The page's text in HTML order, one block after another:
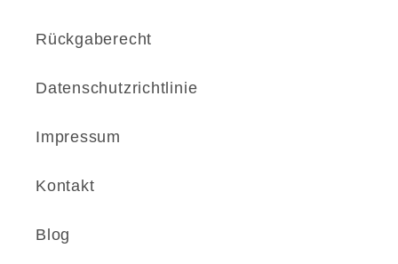
Rückgaberecht
Datenschutzrichtlinie
Impressum
Kontakt
Blog